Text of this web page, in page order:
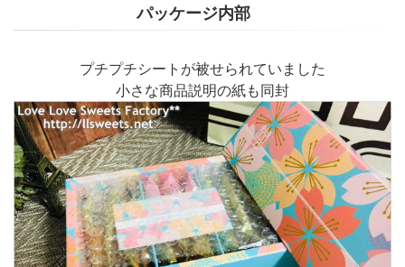
パッケージ内部
プチプチシートが被せられていました
小さな商品説明の紙も同封